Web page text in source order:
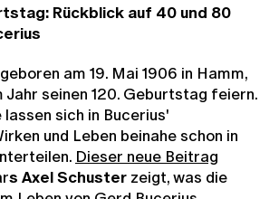
Rückblick auf 40 und 80
am 19. Mai 1906 in Hamm,
Jahr seinen 120. Geburtstag feiern.
lassen sich in Bucerius'
und Leben beinahe schon in
Dieser neue Beitrag
s Axel Schuster zeigt, was die